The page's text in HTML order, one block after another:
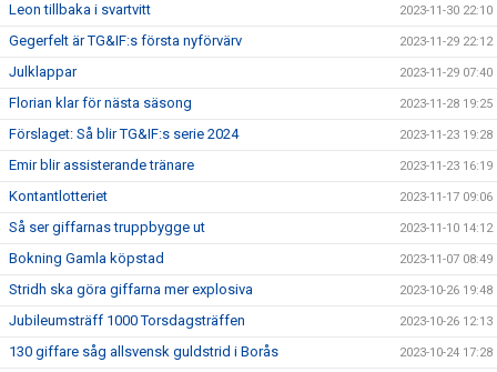
Leon tillbaka i svartvitt 2023-11-30 22:10
Gegerfelt är TG&IF:s första nyförvärv 2023-11-29 22:12
Julklappar 2023-11-29 07:40
Florian klar för nästa säsong 2023-11-28 19:25
Förslaget: Så blir TG&IF:s serie 2024 2023-11-23 19:28
Emir blir assisterande tränare 2023-11-23 16:19
Kontantlotteriet 2023-11-17 09:06
Så ser giffarnas truppbygge ut 2023-11-10 14:12
Bokning Gamla köpstad 2023-11-07 08:49
Stridh ska göra giffarna mer explosiva 2023-10-26 19:48
Jubileumsträff 1000 Torsdagsträffen 2023-10-26 12:13
130 giffare såg allsvensk guldstrid i Borås 2023-10-24 17:28